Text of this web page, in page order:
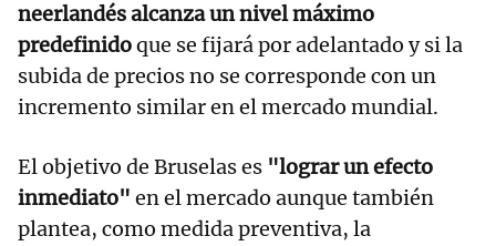
neerlandés alcanza un nivel máximo
predefinidoque se fijará por adelantado y si la
subida de precios no se corresponde con un
incremento similar en el mercado mundial.
El objetivo de Bruselas es "lograr un efecto
inmediato" en el mercado aunque también
plantea, como medida preventiva, la